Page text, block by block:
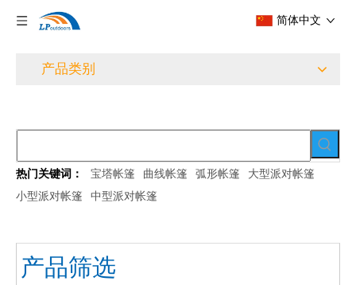
简体中文
产品类别
热门关键词： 宝塔帐篷 曲线帐篷 弧形帐篷
大型派对帐篷
小型派对帐篷
中型派对帐篷
产品筛选